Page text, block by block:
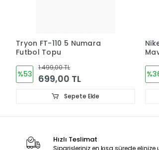
Tryon FT-110 5 Numara
Futbol Topu
%53
1.499,00 TL
699,00 TL
Sepete Ekle
Hızlı Teslimat